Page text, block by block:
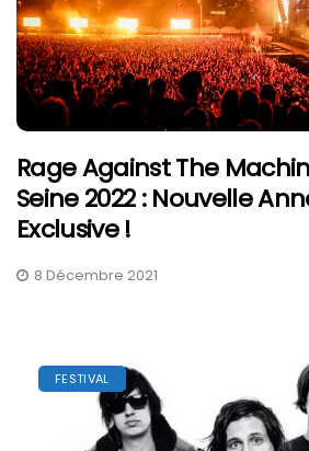
Rage Against The
Seine 2022 : Nouvelle
Exclusive !
8 Décembre 2021
FESTIVAL